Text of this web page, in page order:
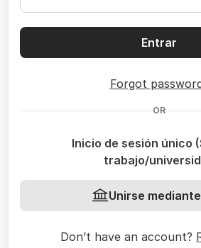
Entrar
Forgot
OR
Inicio de sesión único
trabajo/
Unirse mediante
Don’t have an account?